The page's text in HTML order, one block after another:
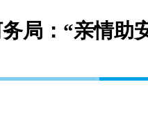
局：“亲情助